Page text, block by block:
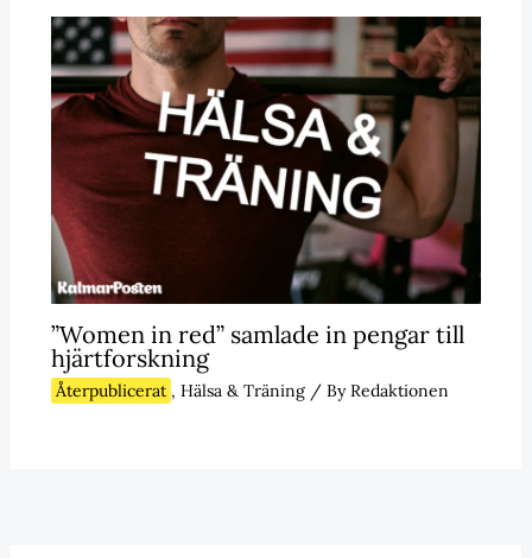
”Women in red” samlade in pengar till
hjärtforskning
Återpublicerat , Hälsa & Träning/ ByRedaktionen